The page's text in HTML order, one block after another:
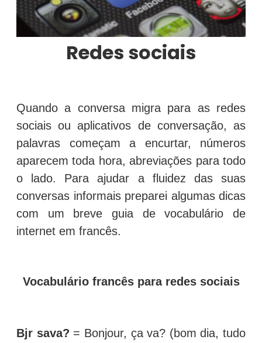
Redes sociais
Quando a conversa migra para as redes
sociais ou aplicativos de conversação, as
palavras começam a encurtar, números
aparecem toda hora, abreviações para todo
o lado. Para ajudar a fluidez das suas
conversas informais preparei algumas dicas
com um breve guia de vocabulário de
internet em francês.
Vocabulário francês para redes sociais
Bjr sava? = Bonjour, ça va? (bom dia, tudo